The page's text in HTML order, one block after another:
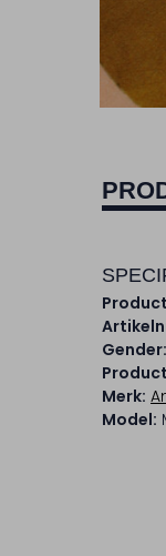
Gender:
Merk:
Model: